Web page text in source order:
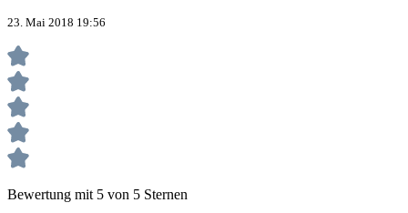
23. Mai 2018 19:56
Bewertung mit 5 von 5 Sternen